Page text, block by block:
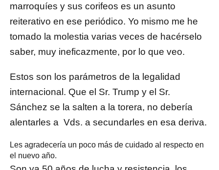
marroquíes y sus corifeos es un asunto
reiterativo en ese periódico. Yo mismo me he
tomado la molestia varias veces de hacérselo
saber, muy ineficazmente, por lo que veo.
Estos son los parámetros de la legalidad
internacional. Que el Sr. Trump y el Sr.
Sánchez se la salten a la torera, no debería
alentarles a Vds. a secundarles en esa deriva.
Les agradecería un poco más de cuidado al respecto en
el nuevo año.